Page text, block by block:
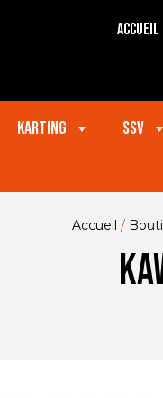
Accueil
Karting SSV
Accueil /